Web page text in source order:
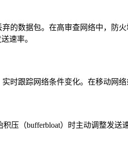
的数据包。在高审查网络中，
速率。
时跟踪网络条件变化。在移动网
压（bufferbloat）时主动调整发